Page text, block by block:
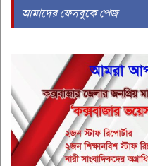
আমাদের ফেসবুকে পেজ